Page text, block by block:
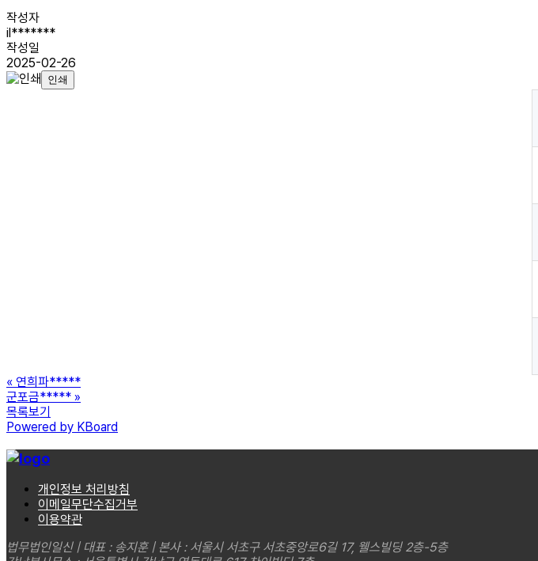
작성자
il*******
작성일
2025-02-26
인쇄
« 연희파*****
군포금***** »
목록보기
Powered by KBoard
개인정보 처리방침
이메일무단수집거부
이용약관
법무법인일신 | 대표 : 송지훈 | 본사 : 서울시 서초구 서초중앙로6길 17, 웰스빌딩 2층-5층